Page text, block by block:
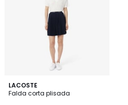
LACOSTE
Falda corta plisada